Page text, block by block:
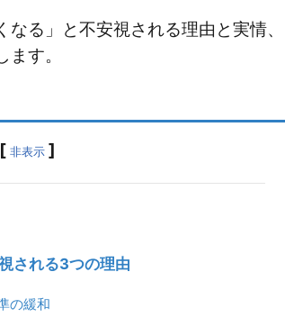
る」と不安視される理由と実情、
す。
[ 非表示 ]
される3つの理由
の緩和